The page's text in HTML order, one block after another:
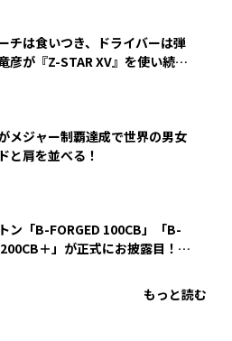
チは食いつき、ドライバーは弾
彦が『Z-STAR XV』を使い続け
メジャー制覇達成で世界の男女
と肩を並べる！
ン「B-FORGED 100CB」「B-
200CB＋」が正式にお披露目！
もっと読む